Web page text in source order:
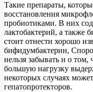
Такие препараты,
восстановления
пробиотиками. В них
лактобактерий, а также
стоит отнести хорошо
бифидумбактерин,
нельзя забывать и о
большую нагрузку
некоторых случаях
гепатопротекторов.